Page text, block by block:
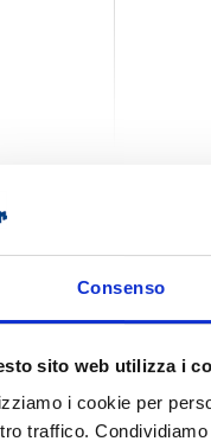
Consenso
sito web utilizza i
i cookie per
traffico.
articoli
1
singola
con inserto di
L